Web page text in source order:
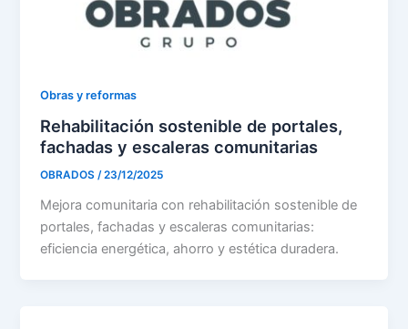
Obras y reformas
Rehabilitación sostenible de portales,
fachadas y escaleras comunitarias
OBRADOS/23/12/2025
Mejora comunitaria con rehabilitación sostenible de
portales, fachadas y escaleras comunitarias:
eficiencia energética, ahorro y estética duradera.